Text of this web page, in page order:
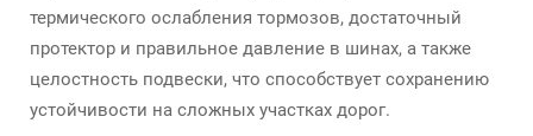
термического ослабления тормозов, достаточный
протектор и правильное давление в шинах, а также
целостность подвески, что способствует сохранению
устойчивости на сложных участках дорог.